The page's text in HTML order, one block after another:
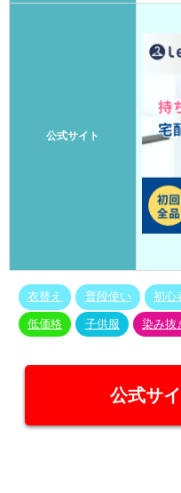
公式サイト
衣替え 普段使い 初心
低価格 子供服 染み抜
公式サ